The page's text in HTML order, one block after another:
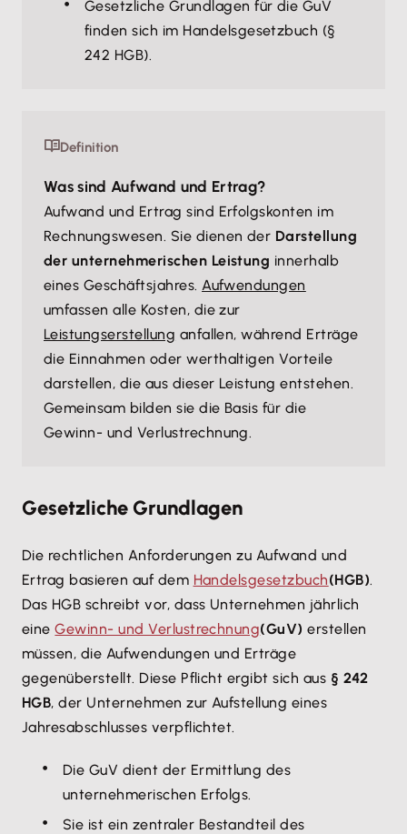
Gesetzliche Grundlagen für die GuV
finden sich im Handelsgesetzbuch (§
242 HGB).
Definition
Was sind Aufwand und Ertrag?
Aufwand und Ertrag sind Erfolgskonten im
Rechnungswesen. Sie dienen der Darstellung
der unternehmerischen Leistung innerhalb
eines Geschäftsjahres.Aufwendungen
umfassen alle Kosten, die zur
Leistungserstellung anfallen, während Erträge
die Einnahmen oder werthaltigen Vorteile
darstellen, die aus dieser Leistung entstehen.
Gemeinsam bilden sie die Basis für die
Gewinn- und Verlustrechnung.
Gesetzliche Grundlagen
Die rechtlichen Anforderungen zu Aufwand und
Ertrag basieren auf dem Handelsgesetzbuch(HGB).
Das HGB schreibt vor, dass Unternehmen jährlich
eineGewinn- und Verlustrechnung(GuV) erstellen
müssen, die Aufwendungen und Erträge
gegenüberstellt. Diese Pflicht ergibt sich aus § 242
HGB, der Unternehmen zur Aufstellung eines
Jahresabschlusses verpflichtet.
Die GuV dient der Ermittlung des
unternehmerischen Erfolgs.
Sie ist ein zentraler Bestandteil des